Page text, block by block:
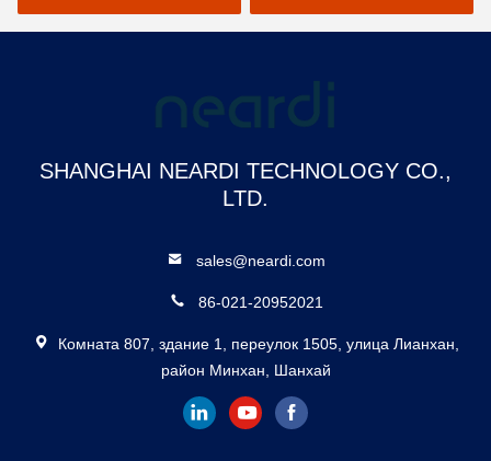
HOST, 1 * USB2.0 OTG
SHANGHAI NEARDI TECHNOLOGY CO.,
LTD.
sales@neardi.com
86-021-20952021
Комната 807, здание 1, переулок 1505, улица Лианхан,
район Минхан, Шанхай